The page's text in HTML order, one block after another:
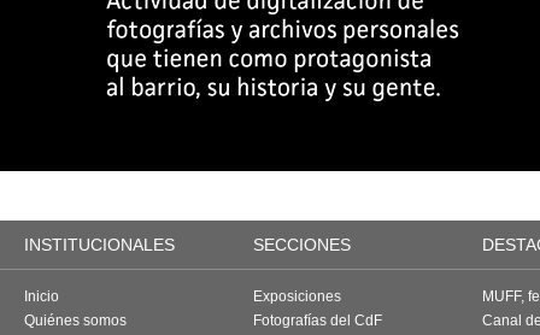
INSTITUCIONALES SECCIONES
Inicio
Quiénes somos
Exposiciones
Fotografías del CdF
MUFF,
Canal